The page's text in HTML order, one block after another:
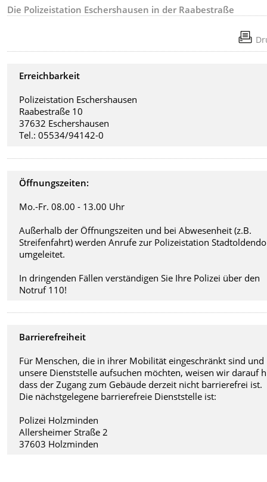
Die Polizeistation Eschershausen in der Raabestraße
Erreichbarkeit
Polizeistation Eschershausen
Raabestraße 10
37632 Eschershausen
Tel.: 05534/94142-0
Öffnungszeiten:
Mo.-Fr. 08.00 - 13.00 Uhr
Außerhalb der Öffnungszeiten und bei Abwesenheit (z.B.
Streifenfahrt) werden Anrufe zur Polizeistation
umgeleitet.
In dringenden Fällen verständigen Sie Ihre Polizei über den
Notruf 110!
Barrierefreiheit
Für Menschen, die in ihrer Mobilität eingeschränkt sind und
unsere Dienststelle aufsuchen möchten, weisen wir darauf
dass der Zugang zum Gebäude derzeit nicht barrierefrei ist.
Die nächstgelegene barrierefreie Dienststelle ist:
Polizei Holzminden
Allersheimer Straße 2
37603 Holzminden